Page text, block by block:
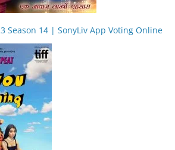
Season 14 | SonyLiv App Voting Online